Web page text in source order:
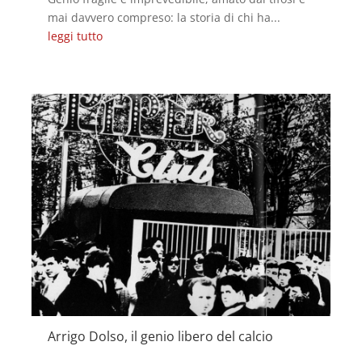
mai davvero compreso: la storia di chi ha...
leggi tutto
Arrigo Dolso, il genio libero del calcio